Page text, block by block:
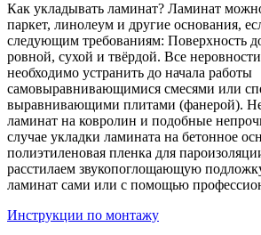
Как укладывать ламинат? Ламинат
паркет, линолеум и другие основания,
следующим требованиям: Поверхность
ровной, сухой и твёрдой. Все
необходимо устранить до начала работы
самовыравнивающимися смесями или
выравнивающими плитами (фанерой).
ламинат на ковролин и подобные
случае укладки ламината на бетонное
полиэтиленовая пленка для
расстилаем звукопоглощающую
ламинат сами или с помощью
Инструкции по монтажу